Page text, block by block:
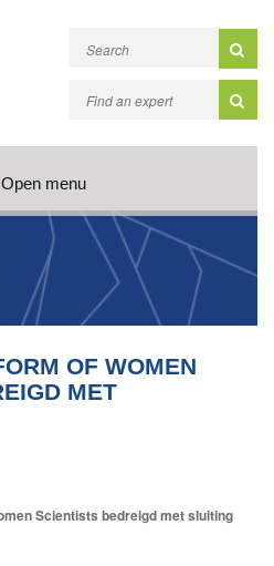
Open menu
OF WOMEN
MET
Scientists bedreigd met sluiting